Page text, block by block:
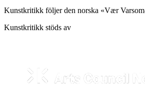
Kunstkritikk följer den norska «Vær
Kunstkritikk stöds av